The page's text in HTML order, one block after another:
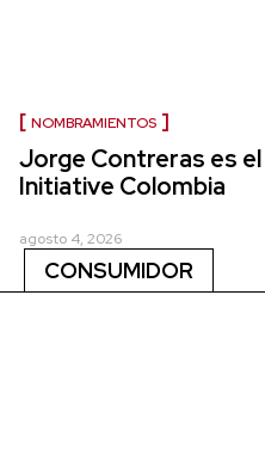
NOMBRAMIENTOS
Jorge Contreras es el
Initiative Colombia
agosto 4, 2026
CONSUMIDOR